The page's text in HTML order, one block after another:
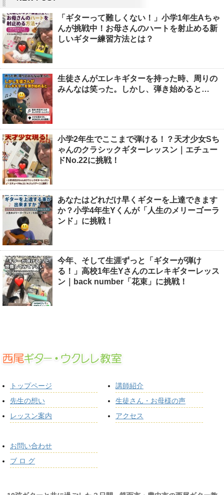
「ギターって難しくない！」小学1年生Aちゃ
んが挑戦中！お母さんのハートを射止める新
しいギター練習方法とは？
生徒さんがエレキギターを持った時、周りの
みんなは笑った。しかし、弾き始めると…
小学2年生でここまで弾ける！？天才少女Sち
ゃんのクラシックギターレッスン｜エチュー
ドNo.22に挑戦！
あなたはどれだけ早くギターを上達できます
か？小学4年生Yくんが「人生のメリーゴーラ
ンド」に挑戦！
今年、そして生涯ずっと「ギターが弾け
る！」高校1年生Yさんのエレキギターレッス
ン｜back number「花束」に挑戦！
トップページ
先生の想い
レッスン案内
講師紹介
生徒さん・お母様の声
アクセス
お問い合わせ
ブ ロ グ